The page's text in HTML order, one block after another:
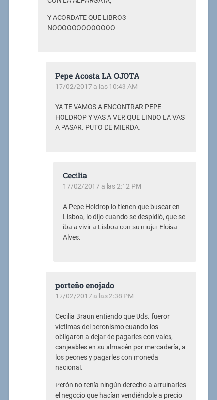
Y ACORDATE QUE LIBROS
NOOOOOOOOOOOOO
Pepe Acosta LA OJOTA
17/02/2017 a las 10:43 AM
YA TE VAMOS A ENCONTRAR PEPE
HOLDROP Y VAS A VER QUE LINDO LA VAS
A PASAR. PUTO DE MIERDA.
Cecilia
17/02/2017 a las 2:12 PM
A Pepe Holdrop lo tienen que buscar en
Lisboa, lo dijo cuando se despidió, que se
iba a vivir a Lisboa con su mujer Eloisa
Alves.
porteño enojado
17/02/2017 a las 2:38 PM
Cecilia Braun entiendo que Uds. fueron
víctimas del peronismo cuando los
obligaron a dejar de pagarles con vales,
canjeables en su almacén por mercadería, a
los peones y pagarles con moneda
nacional.
Perón no tenía ningún derecho a arruinarles
el negocio que hacían vendiéndole a precio